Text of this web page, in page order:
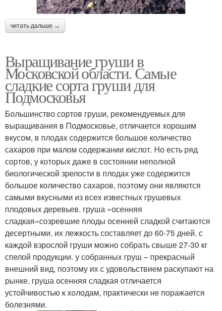
читать дальше →
Выращивание груши в
Московской области. Самые
сладкие сорта груши для
Подмосковья
Большинство сортов груши, рекомендуемых для
выращивания в Подмосковье, отличается хорошим
вкусом, в плодах содержится большое количество
сахаров при малом содержании кислот. Но есть ряд
сортов, у которых даже в состоянии неполной
биологической зрелости в плодах уже содержится
большое количество сахаров, поэтому они являются
самыми вкусными из всех известных грушевых
плодовых деревьев. груша «осенняя
сладкая»созревшие плоды осенней сладкой считаются
десертными. их лежкость составляет до 60-75 дней. с
каждой взрослой груши можно собрать свыше 27-30 кг
спелой продукции. у собранных груш – прекрасный
внешний вид, поэтому их с удовольствием раскупают на
рынке. груша осенняя сладкая отличается
устойчивостью к холодам, практически не поражается
болезнями.